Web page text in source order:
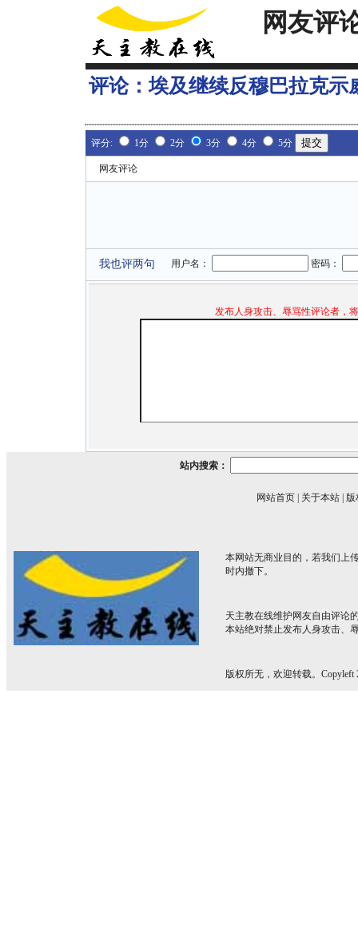
网友评
评论：埃及继续反穆巴拉克示
评分: 1分 2分 3分 4分 5分
网友评论
我也评两句 用户名： 密码：
发布人身攻击、辱骂性评论者，
站内搜索：
网站首页 关于本站 版
本网站无商业目的，若我们上
时内撤下。
天主教在线维护网友自由评论
本站绝对禁止发布人身攻击、
版权所无，欢迎转载。